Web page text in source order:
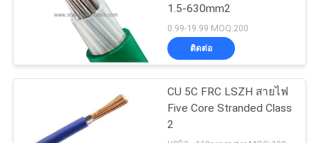
กับ
1.5-630mm2
0.99-19.99 MOQ:200
ติดต่อ
CU 5C FRC LSZH สายไฟ
Five Core Stranded Class
2